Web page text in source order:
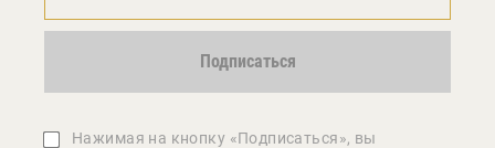
Подписаться
Нажимая на кнопку «Подписаться», вы